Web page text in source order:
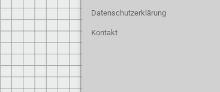
Datenschutzerklärung
Kontakt